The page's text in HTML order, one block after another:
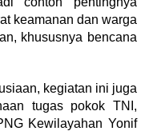
keamanan dan warga
khususnya bencana
kegiatan ini juga
tugas pokok TNI,
Kewilayahan Yonif